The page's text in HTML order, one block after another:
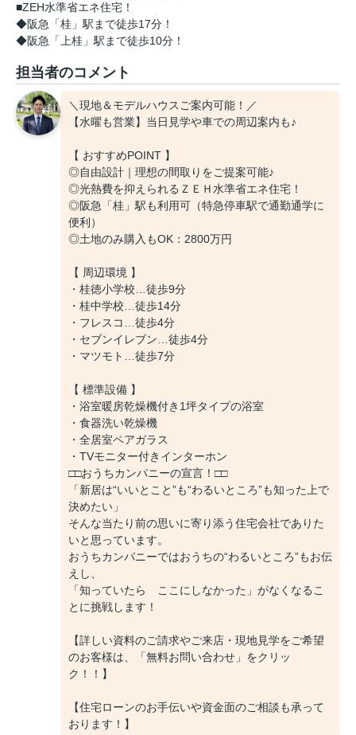
■ZEH水準省エネ住宅！
◆阪急「桂」駅まで徒歩17分！
◆阪急「上桂」駅まで徒歩10分！
担当者のコメント
＼現地＆モデルハウスご案内可能！／
【水曜も営業】当日見学や車での周辺案内も♪
【 おすすめPOINT 】
◎自由設計｜理想の間取りをご提案可能♪
◎光熱費を抑えられるＺＥＨ水準省エネ住宅！
◎阪急「桂」駅も利用可（特急停車駅で通勤通学に
便利）
◎土地のみ購入もOK：2800万円
【 周辺環境 】
・桂徳小学校…徒歩9分
・桂中学校…徒歩14分
・フレスコ…徒歩4分
・セブンイレブン…徒歩4分
・マツモト…徒歩7分
【 標準設備 】
・浴室暖房乾燥機付き1坪タイプの浴室
・食器洗い乾燥機
・全居室ペアガラス
・TVモニター付きインターホン
□□おうちカンパニーの宣言！□□
「新居は“いいとこと”も“わるいところ”も知った上で
決めたい」
そんな当たり前の思いに寄り添う住宅会社でありた
いと思っています。
おうちカンパニーではおうちの“わるいところ”もお伝
えし、
「知っていたら ここにしなかった」がなくなるこ
とに挑戦します！
【詳しい資料のご請求やご来店・現地見学をご希望
のお客様は、「無料お問い合わせ」をクリッ
ク！！】
【住宅ローンのお手伝いや資金面のご相談も承って
おります！】